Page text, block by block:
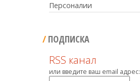
Персоналии
ПОДПИСКА
RSS канал
или введите ваш email адрес: